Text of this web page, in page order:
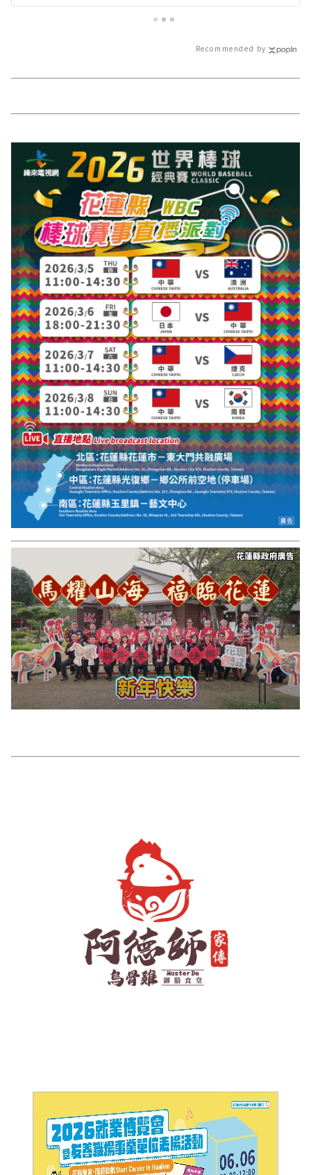
花蓮新聞網官方網站各類新聞－最
快速的今日新聞報導 最新的在地資
網站各類新聞－
Recommended by